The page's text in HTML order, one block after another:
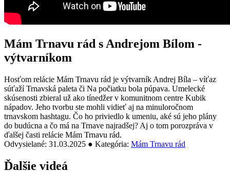
Mám Trnavu rád s Andrejom Bílom -
výtvarníkom
Hosťom relácie Mám Trnavu rád je výtvarník Andrej Bíla – víťaz
súťaží Trnavská paleta či Na počiatku bola púpava. Umelecké
skúsenosti zbieral už ako tínedžer v komunitnom centre Kubik
nápadov. Jeho tvorbu ste mohli vidieť aj na minuloročnom
trnavskom hashtagu. Čo ho priviedlo k umeniu, aké sú jeho plány
do budúcna a čo má na Trnave najradšej? Aj o tom porozpráva v
ďalšej časti relácie Mám Trnavu rád.
Odvysielané: 31.03.2025 ● Kategória: Mám Trnavu rád
Ďalšie videá